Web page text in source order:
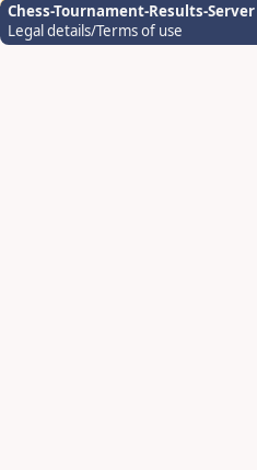
Chess-Tournament-Results-Server
Legal details/Terms of use